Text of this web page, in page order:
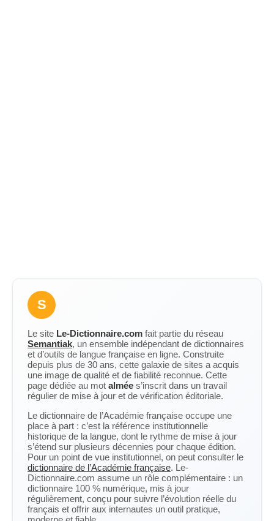
S
Le site Le-Dictionnaire.com fait partie du réseau
Semantiak, un ensemble indépendant de dictionnaires
et d’outils de langue française en ligne. Construite
depuis plus de 30 ans, cette galaxie de sites a acquis
une image de qualité et de fiabilité reconnue. Cette
page dédiée au mot almée s’inscrit dans un travail
régulier de mise à jour et de vérification éditoriale.
Le dictionnaire de l’Académie française occupe une
place à part : c’est la référence institutionnelle
historique de la langue, dont le rythme de mise à jour
s’étend sur plusieurs décennies pour chaque édition.
Pour un point de vue institutionnel, on peut consulter le
dictionnaire de l’Académie française. Le-
Dictionnaire.com assume un rôle complémentaire : un
dictionnaire 100 % numérique, mis à jour
régulièrement, conçu pour suivre l’évolution réelle du
français et offrir aux internautes un outil pratique,